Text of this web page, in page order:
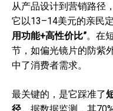
从产品设计到营销路径
它以13–14美元的亲民
用功能+高性价比”。在
节，如偏光镜片的防紫
中了消费者需求。
最关键的，是它踩准了